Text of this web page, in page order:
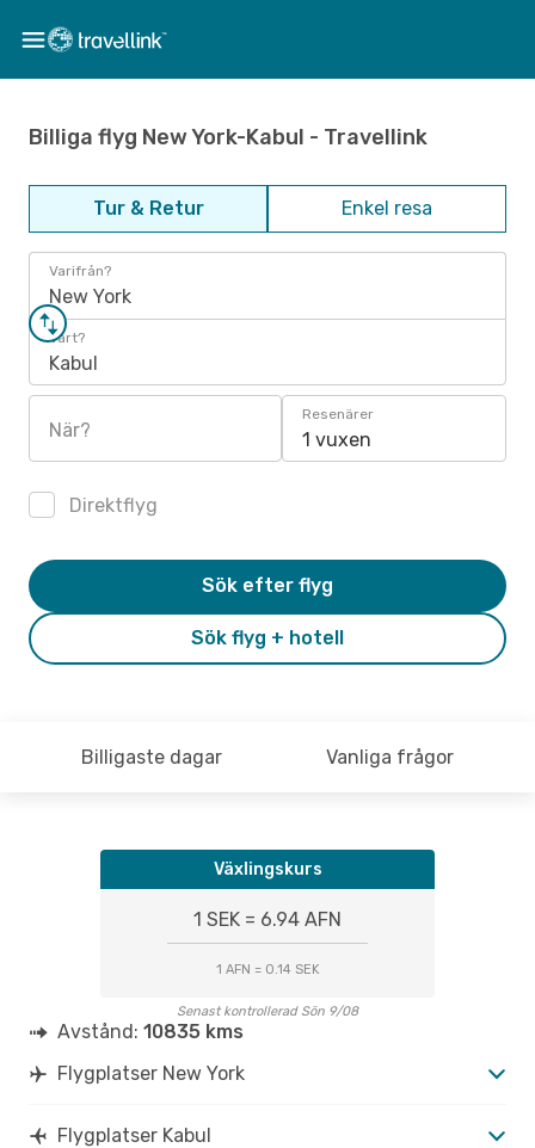
Billiga flyg New York-Kabul - Travellink
Tur & Retur Enkel resa
Varifrån?
New York
Vart?
Kabul
När?
Resenärer
1 vuxen
Direktflyg
Sök flyg + hotell
Sök efter flyg
Billigaste dagar Vanliga frågor
Växlingskurs
1 SEK = 6.94 AFN
1 AFN = 0.14 SEK
Senast kontrollerad Sön 9/08
Avstånd: 10835 kms
Flygplatser New York
Flygplatser Kabul